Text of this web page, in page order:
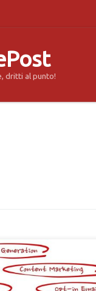
dritti al punto!